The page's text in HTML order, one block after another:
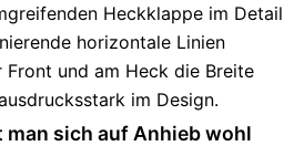
Heckklappe im Detail
horizontale Linien
Front und am Heck die Breite
im Design.
man sich auf Anhieb wohl